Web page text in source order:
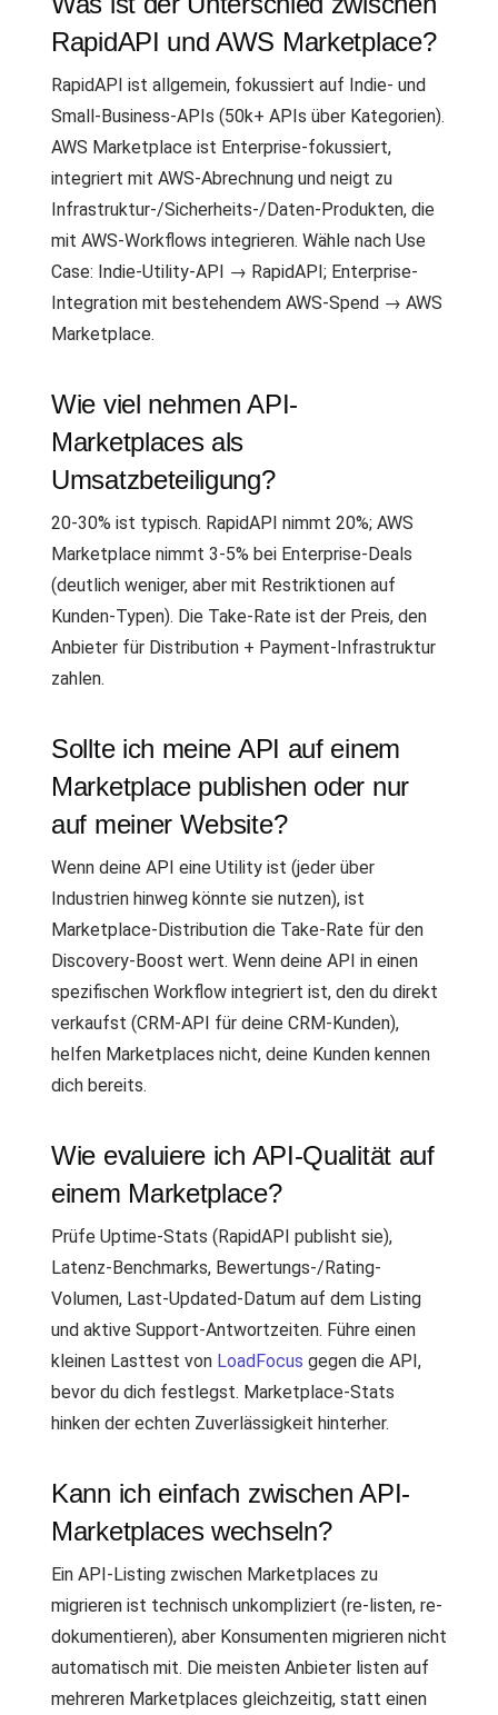
RapidAPI und AWS Marketplace?
RapidAPI ist allgemein, fokussiert auf Indie- und
Small-Business-APIs (50k+ APIs über Kategorien).
AWS Marketplace ist Enterprise-fokussiert,
integriert mit AWS-Abrechnung und neigt zu
Infrastruktur-/Sicherheits-/Daten-Produkten, die
mit AWS-Workflows integrieren. Wähle nach Use
Case: Indie-Utility-API → RapidAPI; Enterprise-
Integration mit bestehendem AWS-Spend → AWS
Marketplace.
Wie viel nehmen API-
Marketplaces als
Umsatzbeteiligung?
20-30% ist typisch. RapidAPI nimmt 20%; AWS
Marketplace nimmt 3-5% bei Enterprise-Deals
(deutlich weniger, aber mit Restriktionen auf
Kunden-Typen). Die Take-Rate ist der Preis, den
Anbieter für Distribution + Payment-Infrastruktur
zahlen.
Sollte ich meine API auf einem
Marketplace publishen oder nur
auf meiner Website?
Wenn deine API eine Utility ist (jeder über
Industrien hinweg könnte sie nutzen), ist
Marketplace-Distribution die Take-Rate für den
Discovery-Boost wert. Wenn deine API in einen
spezifischen Workflow integriert ist, den du direkt
verkaufst (CRM-API für deine CRM-Kunden),
helfen Marketplaces nicht, deine Kunden kennen
dich bereits.
Wie evaluiere ich API-Qualität auf
einem Marketplace?
Prüfe Uptime-Stats (RapidAPI publisht sie),
Latenz-Benchmarks, Bewertungs-/Rating-
Volumen, Last-Updated-Datum auf dem Listing
und aktive Support-Antwortzeiten. Führe einen
kleinen Lasttest von LoadFocus gegen die API,
bevor du dich festlegst. Marketplace-Stats
hinken der echten Zuverlässigkeit hinterher.
Kann ich einfach zwischen API-
Marketplaces wechseln?
Ein API-Listing zwischen Marketplaces zu
migrieren ist technisch unkompliziert (re-listen, re-
dokumentieren), aber Konsumenten migrieren nicht
automatisch mit. Die meisten Anbieter listen auf
mehreren Marketplaces gleichzeitig, statt einen